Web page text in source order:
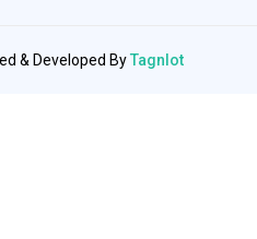
& Developed ByTagnIot